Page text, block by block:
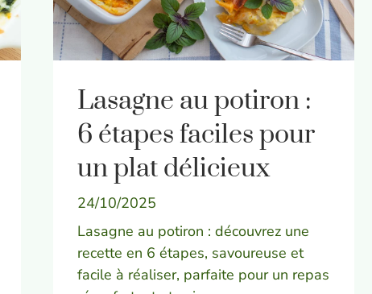
Lasagne au potiron :
6 étapes faciles pour
un plat délicieux
24/10/2025
Lasagne au potiron : découvrez une
recette en 6 étapes, savoureuse et
facile à réaliser, parfaite pour un repas